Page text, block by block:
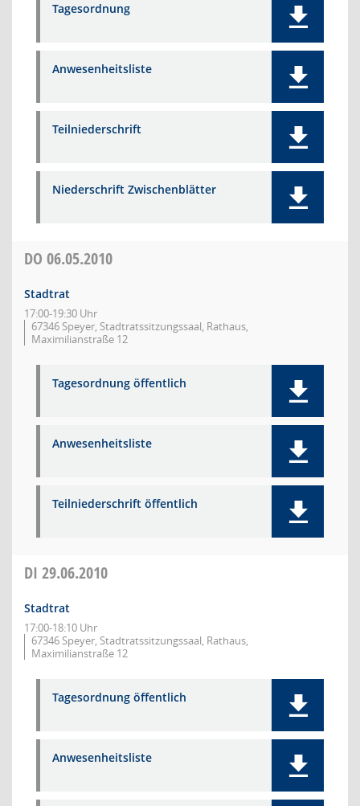
Tagesordnung
Anwesenheitsliste
Teilniederschrift
Niederschrift Zwischenblätter
DO 06.05.2010
Stadtrat
17:00-19:30 Uhr
67346 Speyer, Stadtratssitzungssaal, Rathaus,
Maximilianstraße 12
Tagesordnung öffentlich
Anwesenheitsliste
Teilniederschrift öffentlich
DI 29.06.2010
Stadtrat
17:00-18:10 Uhr
67346 Speyer, Stadtratssitzungssaal, Rathaus,
Maximilianstraße 12
Tagesordnung öffentlich
Anwesenheitsliste